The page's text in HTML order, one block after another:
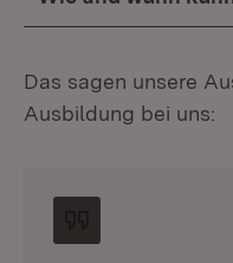
Das sagen unsere
Ausbildung bei uns: